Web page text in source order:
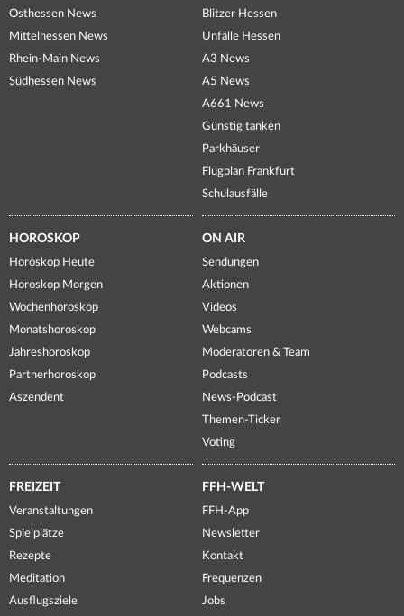
Osthessen News
Mittelhessen News
Rhein-Main News
Südhessen News
Blitzer Hessen
Unfälle Hessen
A3 News
A5 News
A661 News
Günstig tanken
Parkhäuser
Flugplan Frankfurt
Schulausfälle
HOROSKOP
Horoskop Heute
Horoskop Morgen
Wochenhoroskop
Monatshoroskop
Jahreshoroskop
Partnerhoroskop
Aszendent
ON AIR
Sendungen
Aktionen
Videos
Webcams
Moderatoren & Team
Podcasts
News-Podcast
Themen-Ticker
Voting
FREIZEIT
Veranstaltungen
Spielplätze
Rezepte
Meditation
Ausflugsziele
FFH-WELT
FFH-App
Newsletter
Kontakt
Frequenzen
Jobs